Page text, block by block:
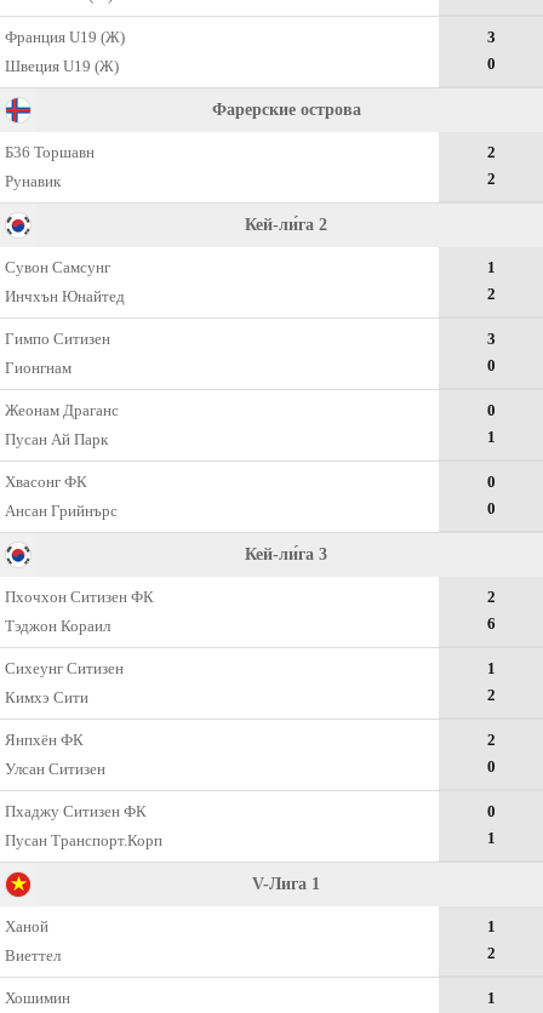
Франция U19 (Ж)
Швеция U19 (Ж)
3
0
Фарерские острова
Б36 Торшавн
Рунавик
2
2
Кей-ли́га 2
Сувон Самсунг
Инчхън Юнайтед
1
2
Гимпо Ситизен
Гионгнам
3
0
Жеонам Драганс
Пусан Ай Парк
0
1
Хвасонг ФК
Ансан Грийнърс
0
0
Кей-ли́га 3
Пхочхон Ситизен ФК
Тэджон Кораил
2
6
Сихеунг Ситизен
Кимхэ Сити
1
2
Янпхён ФК
Улсан Ситизен
2
0
Пхаджу Ситизен ФК
Пусан Транспорт.Корп
0
1
V-Лига 1
Ханой
Виеттел
1
2
Хошимин
1